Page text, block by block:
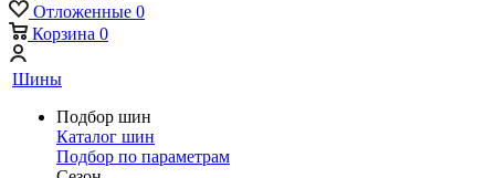
Отложенные 0
Корзина 0
Шины
Подбор шин
Каталог шин
Подбор по параметрам